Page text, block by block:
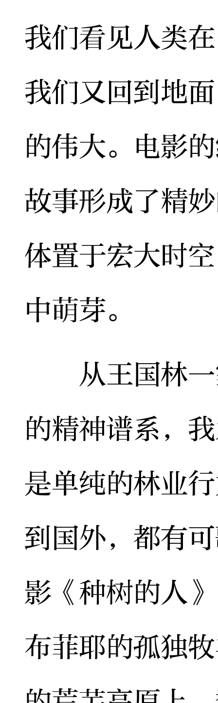
我们看见人类
我们又回到地
的伟大。电影
故事形成了精
体置于宏大时
中萌芽。
从王国林一
的精神谱系，
是单纯的林业
到国外，都有
影《种树的人
布菲耶的孤独